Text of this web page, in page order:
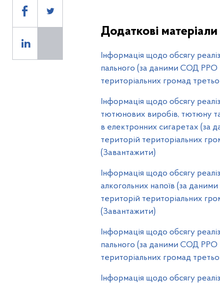
Додаткові матеріали
Інформація щодо обсягу
пального (за даними СОД РРО
територіальних громад
Інформація щодо обсягу
тютюнових виробів, тютюну
в електронних сигаретах (за
територій територіальних
(Завантажити)
Інформація щодо обсягу
алкогольних напоїв (за
територій територіальних
(Завантажити)
Інформація щодо обсягу
пального (за даними СОД РРО
територіальних громад
Інформація щодо обсягу